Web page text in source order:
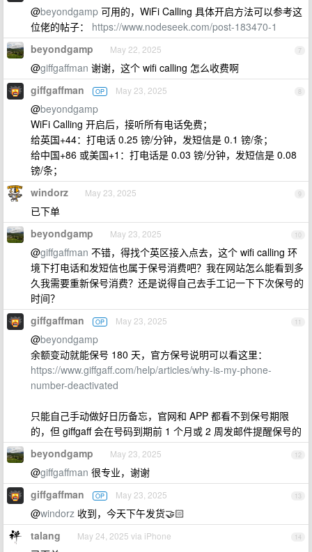
@beyondgamp 可用的，WiFi Calling 具体开启方法可以参考这
位佬的帖子： https://www.nodeseek.com/post-183470-1
7
beyondgamp May 22, 2025
@giffgaffman 谢谢，这个 wifi calling 怎么收费啊
8
giffgaffman OP May 23, 2025
@beyondgamp
WiFi Calling 开启后，接听所有电话免费；
给英国+44：打电话 0.25 镑/分钟，发短信是 0.1 镑/条；
给中国+86 或美国+1：打电话是 0.03 镑/分钟，发短信是 0.08
镑/条；
9
windorz May 23, 2025
已下单
10
beyondgamp May 23, 2025
@giffgaffman 不错，得找个英区接入点去，这个 wifi calling 环
境下打电话和发短信也属于保号消费吧？我在网站怎么能看到多
久我需要重新保号消费？还是说得自己去手工记一下下次保号的
时间？
11
giffgaffman OP May 23, 2025
@beyondgamp
余额变动就能保号 180 天，官方保号说明可以看这里：
https://www.giffgaff.com/help/articles/why-is-my-phone-
number-deactivated
只能自己手动做好日历备忘，官网和 APP 都看不到保号期限
的，但 giffgaff 会在号码到期前 1 个月或 2 周发邮件提醒保号的
12
beyondgamp May 23, 2025
@giffgaffman 很专业，谢谢
13
giffgaffman OP May 23, 2025
@windorz 收到，今天下午发货🤝🏻
14
talang May 24, 2025 via iPhone